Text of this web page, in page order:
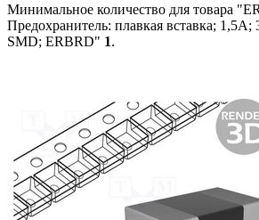
Минимальное количество для товара
Предохранитель: плавкая вставка;
SMD; ERBRD" 1.